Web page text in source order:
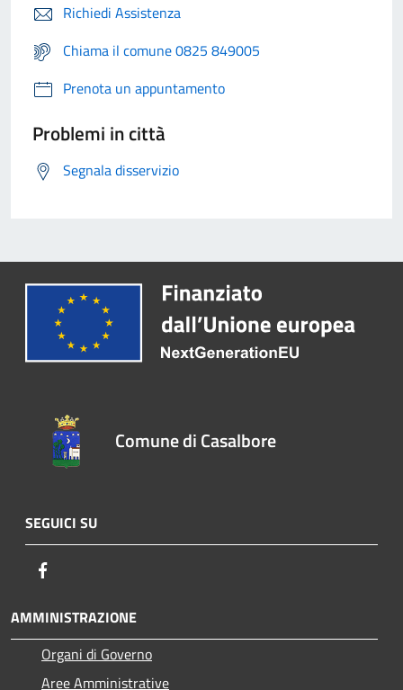
Richiedi Assistenza
Chiama il comune 0825 849005
Prenota un appuntamento
Problemi in città
Segnala disservizio
Comune di Casalbore
SEGUICI SU
AMMINISTRAZIONE
Organi di Governo
Aree Amministrative